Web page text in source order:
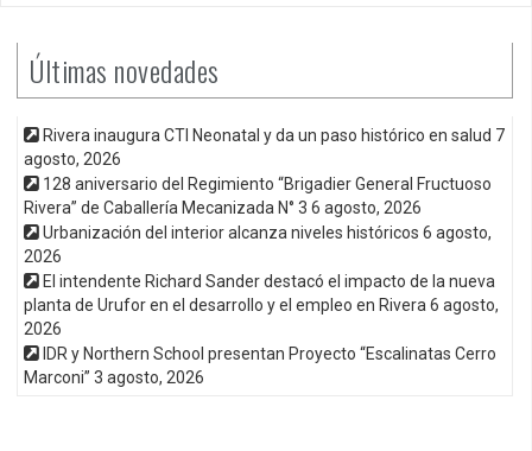
Últimas novedades
Rivera inaugura CTI Neonatal y da un paso histórico en salud 7
agosto, 2026
128 aniversario del Regimiento “Brigadier General Fructuoso
Rivera” de Caballería Mecanizada N° 3 6 agosto, 2026
Urbanización del interior alcanza niveles históricos 6 agosto,
2026
El intendente Richard Sander destacó el impacto de la nueva
planta de Urufor en el desarrollo y el empleo en Rivera6 agosto,
2026
IDR y Northern School presentan Proyecto “Escalinatas Cerro
Marconi” 3 agosto, 2026